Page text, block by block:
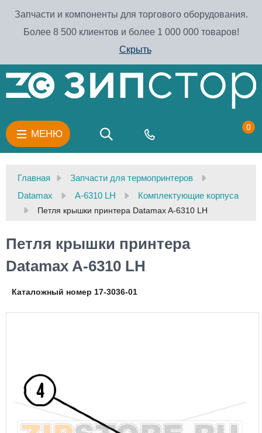
Запчасти и компоненты для торгового оборудования.
Более 8 500 клиентов и более 1 000 000 товаров!
Скрыть
МЕНЮ
0
Главная
Запчасти для термопринтеров
Datamax
A-6310 LH Комплектующие корпуса
Петля крышки принтера Datamax A-6310 LH
Петля крышки принтера
Datamax A-6310 LH
Каталожный номер 17-3036-01